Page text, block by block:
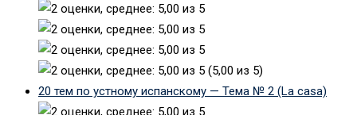
(5,00 из 5)
20 тем по устному испанскому — Тема № 2 (La casa)